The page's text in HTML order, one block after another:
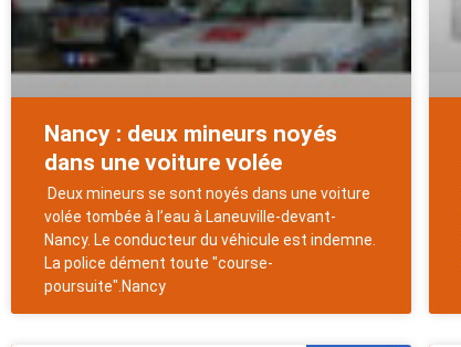
Nancy : deux mineurs noyés
dans une voiture volée
Deux mineurs se sont noyés dans une voiture
volée tombée à l’eau à Laneuville-devant-
Nancy. Le conducteur du véhicule est indemne.
La police dément toute "course-
poursuite".Nancy